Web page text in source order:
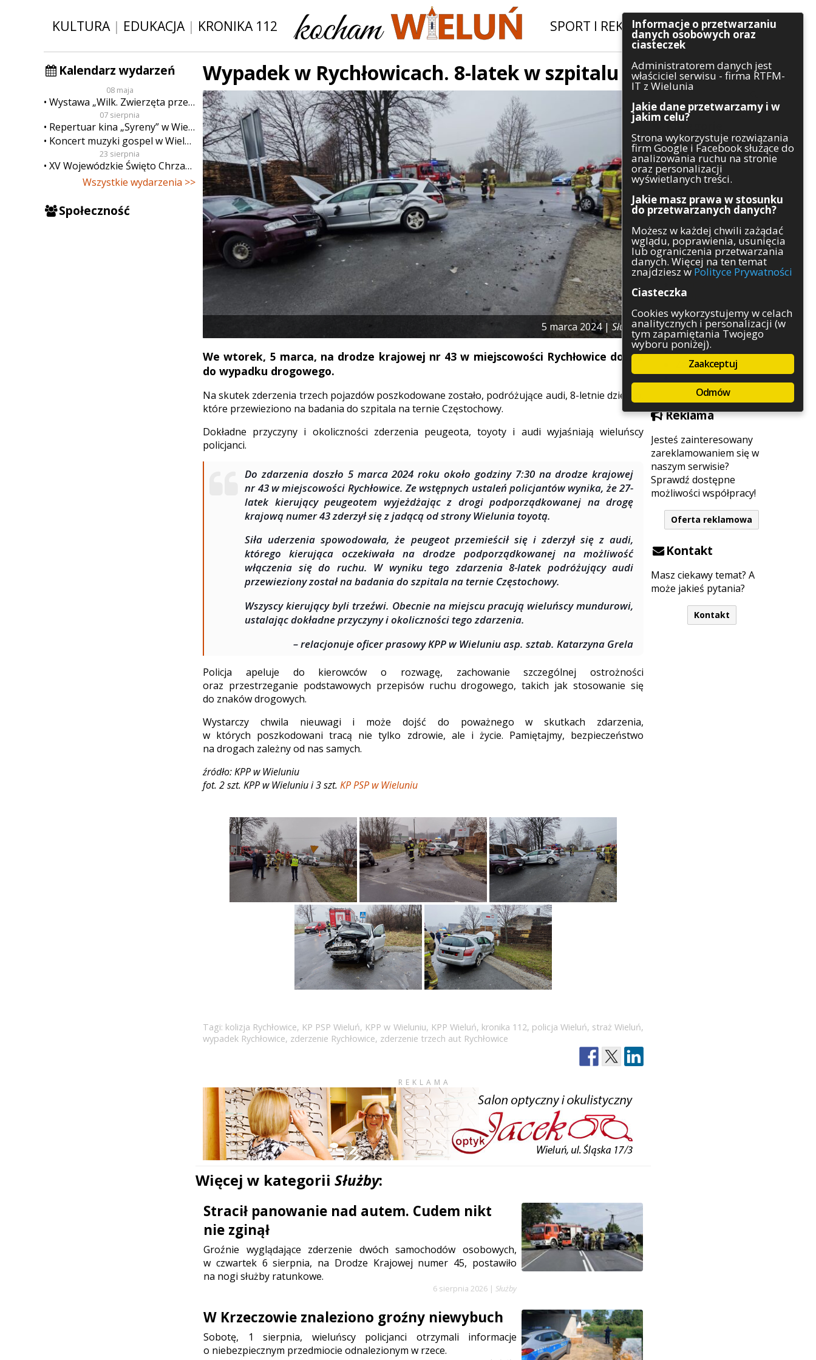
KULTURA| EDUKACJA| KRONIKA 112 SPORT I REKREACJA|INWESTYCJE
Kalendarz wydarzeń
08 maja
Wystawa „Wilk. Zwierzęta przeklęte”
07 sierpnia
Repertuar kina „Syreny” w Wieluniu w dn. od 7 do 13 sierpnia
Koncert muzyki gospel w Wieluniu
23 sierpnia
XV Wojewódzkie Święto Chrzanu
Wszystkie wydarzenia >>
Społeczność
Szukaj
Kategorie
Architektura
Gospodarka
Handel
Komunikaty
Kultura
Polityka
Pozostałe
Psychologia
Rolnictwo
Służby
Sport
Środowisko
Szkolnictwo
Wydarzenia
Zapowiedzi
Zdrowie
Reklama
Jesteś zainteresowany
zareklamowaniem się w
naszym serwisie?
Sprawdź dostępne
możliwości współpracy!
Oferta reklamowa
Kontakt
Masz ciekawy temat? A
może jakieś pytania?
Kontakt
Wypadek w Rychłowicach. 8-latek w szpitalu
5 marca 2024 |Służby
We wtorek, 5 marca, na drodze krajowej nr 43 w miejscowości Rychłowice doszło
do wypadku drogowego.
Na skutek zderzenia trzech pojazdów poszkodowane zostało, podróżujące audi, 8-letnie dziecko,
które przewieziono na badania do szpitala na ternie Częstochowy.
Dokładne przyczyny i okoliczności zderzenia peugeota, toyoty i audi wyjaśniają wieluńscy
policjanci.
Do zdarzenia doszło 5 marca 2024 roku około godziny 7:30 na drodze krajowej
nr 43 w miejscowości Rychłowice. Ze wstępnych ustaleń policjantów wynika, że 27-
latek kierujący peugeotem wyjeżdżając z drogi podporządkowanej na drogę
krajową numer 43 zderzył się z jadącą od strony Wielunia toyotą.
Siła uderzenia spowodowała, że peugeot przemieścił się i zderzył się z audi,
którego kierująca oczekiwała na drodze podporządkowanej na możliwość
włączenia się do ruchu. W wyniku tego zdarzenia 8-latek podróżujący audi
przewieziony został na badania do szpitala na ternie Częstochowy.
Wszyscy kierujący byli trzeźwi. Obecnie na miejscu pracują wieluńscy mundurowi,
ustalając dokładne przyczyny i okoliczności tego zdarzenia.
– relacjonuje oficer prasowy KPP w Wieluniu asp. sztab. Katarzyna Grela
Policja apeluje do kierowców o rozwagę, zachowanie szczególnej ostrożności
oraz przestrzeganie podstawowych przepisów ruchu drogowego, takich jak stosowanie się
do znaków drogowych.
Wystarczy chwila nieuwagi i może dojść do poważnego w skutkach zdarzenia,
w których poszkodowani tracą nie tylko zdrowie, ale i życie. Pamiętajmy, bezpieczeństwo
na drogach zależny od nas samych.
źródło: KPP w Wieluniu
fot. 2 szt. KPP w Wieluniu i 3 szt. KP PSP w Wieluniu
Tagi: kolizja Rychłowice, KP PSP Wieluń, KPP w Wieluniu, KPP Wieluń, kronika 112, policja Wieluń, straż Wieluń,
wypadek Rychłowice, zderzenie Rychłowice, zderzenie trzech aut Rychłowice
REKLAMA
Więcej w kategorii Służby:
Stracił panowanie nad autem. Cudem nikt
nie zginął
Groźnie wyglądające zderzenie dwóch samochodów osobowych,
w czwartek 6 sierpnia, na Drodze Krajowej numer 45, postawiło
na nogi służby ratunkowe.
6 sierpnia 2026 | Służby
W Krzeczowie znaleziono groźny niewybuch
Sobotę, 1 sierpnia, wieluńscy policjanci otrzymali informacje
o niebezpiecznym przedmiocie odnalezionym w rzece.
Informacje o przetwarzaniu
danych osobowych oraz
ciasteczek
Administratorem danych jest
właściciel serwisu - firma RTFM-
IT z Wielunia
Jakie dane przetwarzamy i w
jakim celu?
Strona wykorzystuje rozwiązania
firm Google i Facebook służące do
analizowania ruchu na stronie
oraz personalizacji
wyświetlanych treści.
Jakie masz prawa w stosunku
do przetwarzanych danych?
Możesz w każdej chwili zażądać
wglądu, poprawienia, usunięcia
lub ograniczenia przetwarzania
danych. Więcej na ten temat
znajdziesz w Polityce Prywatności
Ciasteczka
Cookies wykorzystujemy w celach
analitycznych i personalizacji (w
tym zapamiętania Twojego
wyboru poniżej).
Zaakceptuj
Odmów